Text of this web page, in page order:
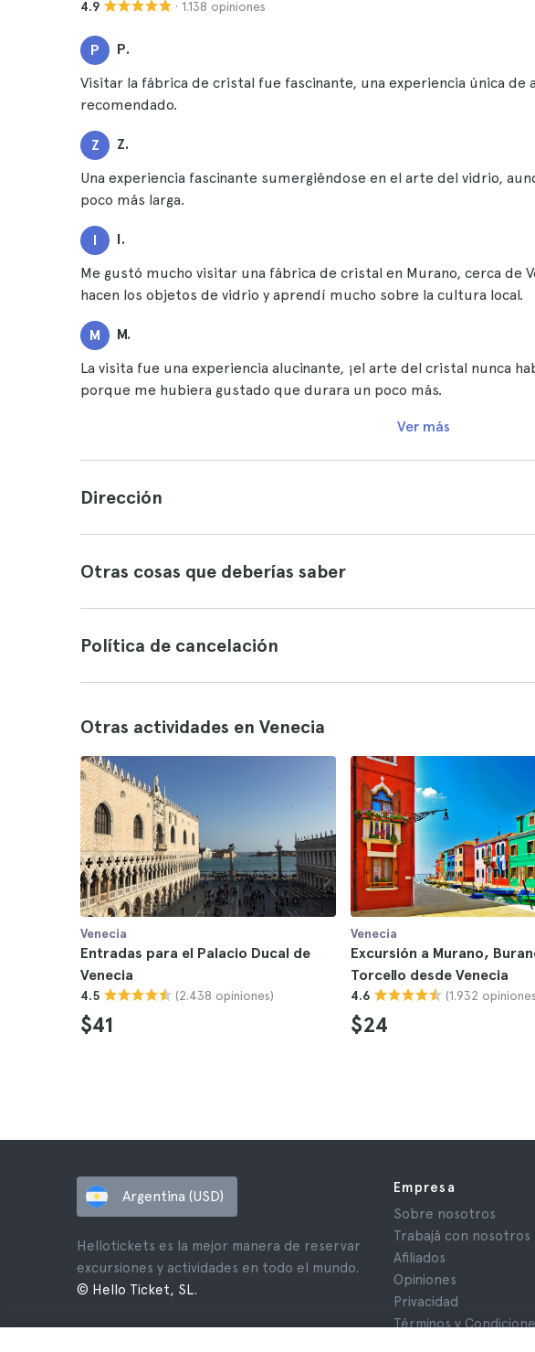
4.9 · 1.138 opiniones
P P.
Visitar la fábrica de cristal fue fascinante, una experiencia única
recomendado.
Z Z.
Una experiencia fascinante sumergiéndose en el arte del vidrio,
poco más larga.
I I.
Me gustó mucho visitar una fábrica de cristal en Murano, cerca de
hacen los objetos de vidrio y aprendí mucho sobre la cultura local.
M M.
La visita fue una experiencia alucinante, ¡el arte del cristal nunca
porque me hubiera gustado que durara un poco más.
Ver más
Dirección
Otras cosas que deberías saber
Política de cancelación
Otras actividades en Venecia
Venecia
Entradas para el Palacio Ducal de
Venecia
4.5 (2.438 opiniones)
$41
Venecia
Excursión a Murano,
Torcello desde Venecia
4.6 (1.932
$24
Argentina (USD)
Hellotickets es la mejor manera de reservar
excursiones y actividades en todo el mundo.
© Hello Ticket, SL.
Empresa
Sobre nosotros
Trabajá con nosotros
Afiliados
Opiniones
Privacidad
Términos y